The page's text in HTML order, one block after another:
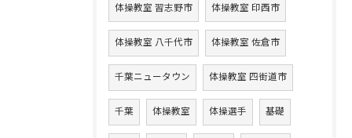
体操教室 習志野市 体操教室 印西市
体操教室 八千代市 体操教室 佐倉市
千葉ニュータウン 体操教室 四街道市
千葉 体操教室 体操選手 基礎